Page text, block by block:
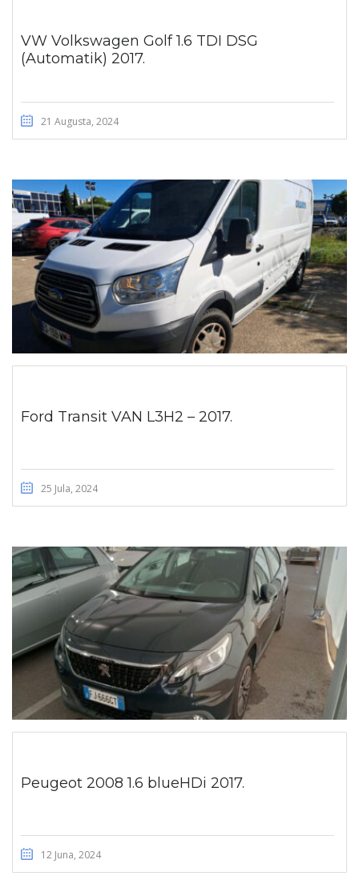
VW Volkswagen Golf 1.6 TDI DSG
(Automatik) 2017.
21 Augusta, 2024
Ford Transit VAN L3H2 – 2017.
25 Jula, 2024
Peugeot 2008 1.6 blueHDi 2017.
12 Juna, 2024